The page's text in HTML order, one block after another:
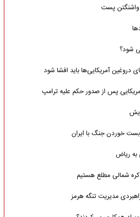
واشنگتن پست
شود؟
دروغین آمریکایی‌ها باید افشا شود
پس از صدور حکم علیه ترامپ
خوردن جنگ با ایران
به ریاض
کره شمالی مطلع هستیم
مدیریت تنگه هرمز